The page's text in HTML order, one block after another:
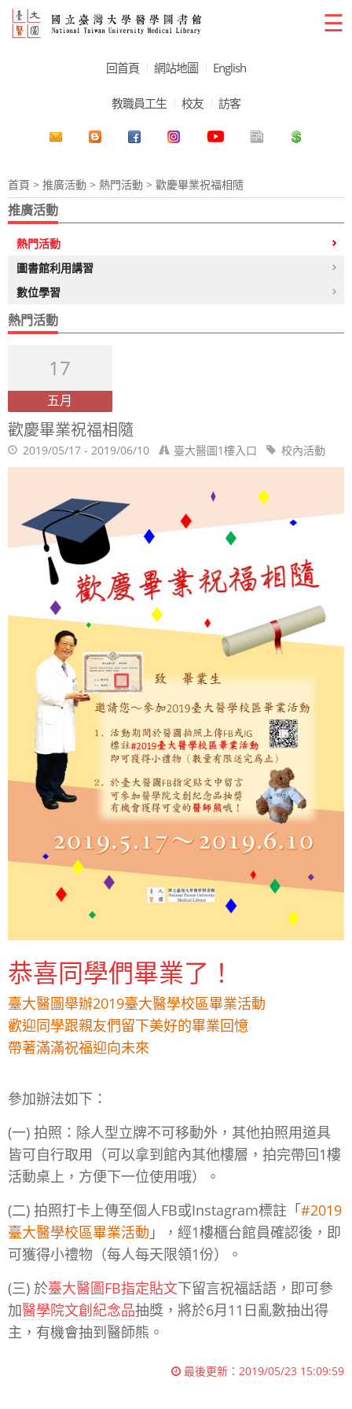
☰
回首頁 網站地圖 English
教職員工生 校友 訪客
首頁 > 推廣活動 > 熱門活動 > 歡慶畢業祝福相隨
推廣活動
熱門活動
圖書館利用講習
數位學習
熱門活動
17
五月
歡慶畢業祝福相隨
2019/05/17 - 2019/06/10 臺大醫圖1樓入口 校內活動
恭喜同學們畢業了！
臺大醫圖舉辦2019臺大醫學校區畢業活動
歡迎同學跟親友們留下美好的畢業回憶
帶著滿滿祝福迎向未來
參加辦法如下：
(一) 拍照：除人型立牌不可移動外，其他拍照用道具
皆可自行取用（可以拿到館內其他樓層，拍完帶回1樓
活動桌上，方便下一位使用哦）。
(二) 拍照打卡上傳至個人FB或Instagram標註「#2019
臺大醫學校區畢業活動 」，經1樓櫃台館員確認後，即
可獲得小禮物（每人每天限領1份）。
(三) 於臺大醫圖FB指定貼文下留言祝福話語，即可參
加醫學院文創紀念品抽獎，將於6月11日亂數抽出得
主，有機會抽到醫師熊。
最後更新： 2019/05/23 15:09:59